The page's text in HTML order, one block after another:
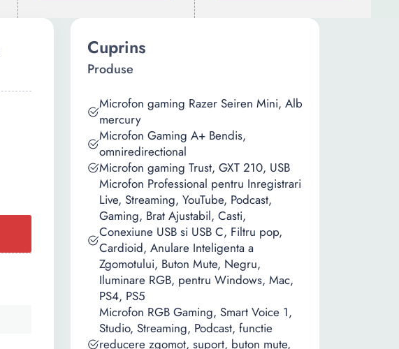
Cuprins
Produse
Microfon gaming Razer Seiren Mini, Alb
mercury
Microfon Gaming A+ Bendis,
omniredirectional
Microfon gaming Trust, GXT 210, USB
Microfon Professional pentru Inregistrari
Live, Streaming, YouTube, Podcast,
Gaming, Brat Ajustabil, Casti,
Conexiune USB si USB C, Filtru pop,
Cardioid, Anulare Inteligenta a
Zgomotului, Buton Mute, Negru,
Iluminare RGB, pentru Windows, Mac,
PS4, PS5
Microfon RGB Gaming, Smart Voice 1,
Studio, Streaming, Podcast, functie
reducere zgomot, suport, buton mute,